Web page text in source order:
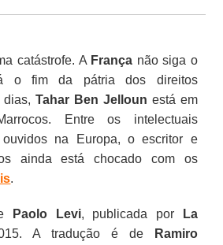
catástrofe. A França não siga o
o fim da pátria dos direitos
dias,Tahar Ben Jelloun está em
Entre os intelectuais
ouvidos na Europa, o escritor e
ainda está chocado com os
.
Paolo Levi, publicada por
La
A tradução é de
Ramiro